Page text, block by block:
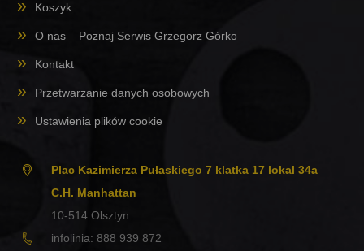
Koszyk
O nas – Poznaj Serwis Grzegorz Górko
Kontakt
Przetwarzanie danych osobowych
Ustawienia plików cookie
Plac Kazimierza Pułaskiego 7 klatka 17 lokal 34a
C.H. Manhattan
10-514 Olsztyn
infolinia: 888 939 872